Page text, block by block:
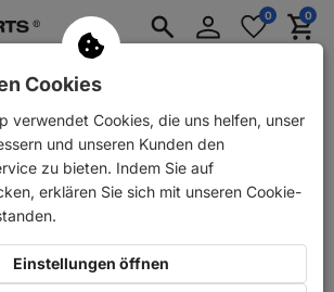
PKW Anhänger Ersatzteile
AnmeldenMerkzettel
aufklappen
0 0
Nutzfahrzeuge MB Trac / Unimog
1
Cookies
verwendet Cookies, die uns helfen, unser
und unseren Kunden den
zu bieten. Indem Sie auf
erklären Sie sich mit unseren Cookie-
Einstellungen öffnen